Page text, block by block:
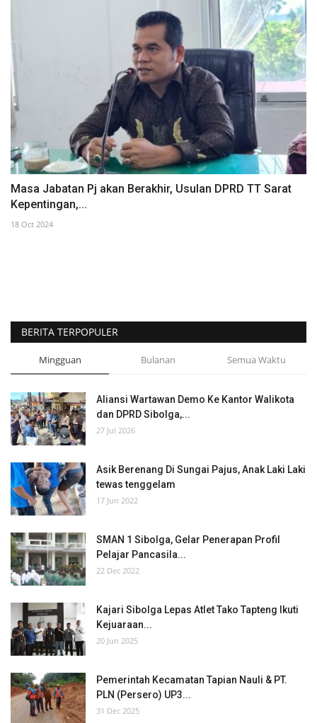
Masa Jabatan Pj akan Berakhir, Usulan DPRD TT Sarat
Kepentingan,...
18 Oct 2024
BERITA TERPOPULER
Mingguan Bulanan Semua Waktu
Aliansi Wartawan Demo Ke Kantor Walikota
dan DPRD Sibolga,...
27 Jul 2026
Asik Berenang Di Sungai Pajus, Anak Laki Laki
tewas tenggelam
17 Jun 2022
SMAN 1 Sibolga, Gelar Penerapan Profil
Pelajar Pancasila...
22 Dec 2022
Kajari Sibolga Lepas Atlet Tako Tapteng Ikuti
Kejuaraan...
20 Jun 2025
Pemerintah Kecamatan Tapian Nauli & PT.
PLN (Persero) UP3...
31 Dec 2025